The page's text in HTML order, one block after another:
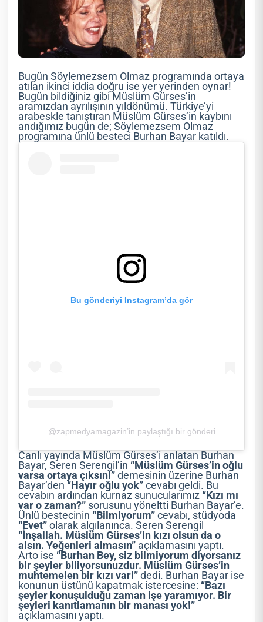
Bugün Söylemezsem Olmaz programında ortaya
atılan ikinci iddia doğru ise yer yerinden oynar!
Bugün bildiğiniz gibi Müslüm Gürses’in
aramızdan ayrılışının yıldönümü. Türkiye’yi
arabeskle tanıştıran Müslüm Gürses’in kaybını
andığımız bugün de; Söylemezsem Olmaz
programına ünlü besteci Burhan Bayar katıldı.
Bu gönderiyi Instagram’da gör
@zapmedyamagazin’in paylaştığı bir gönderi
Canlı yayında Müslüm Gürses’i anlatan Burhan
Bayar, Seren Serengil’in “Müslüm Gürses’in oğlu
varsa ortaya çıksın!” demesinin üzerine Burhan
Bayar’den“Hayır oğlu yok” cevabı geldi. Bu
cevabın ardından kurnaz sunucularımız “Kızı mı
var o zaman?” sorusunu yöneltti Burhan Bayar’e.
Ünlü bestecinin “Bilmiyorum” cevabı, stüdyoda
“Evet” olarak algılanınca. Seren Serengil
“İnşallah. Müslüm Gürses’in kızı olsun da o
alsın. Yeğenleri almasın” açıklamasını yaptı.
Arto ise “Burhan Bey, siz bilmiyorum diyorsanız
bir şeyler biliyorsunuzdur. Müslüm Gürses’in
muhtemelen bir kızı var!” dedi. Burhan Bayar ise
konunun üstünü kapatmak istercesine: “Bazı
şeyler konuşulduğu zaman işe yaramıyor. Bir
şeyleri kanıtlamanın bir manası yok!”
açıklamasını yaptı.